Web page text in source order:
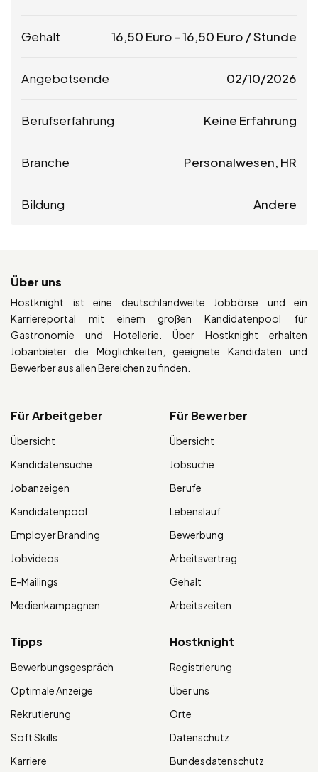
Gehalt 16,50 Euro -16,50 Euro / Stunde
Angebotsende 02/10/2026
Berufserfahrung Keine Erfahrung
Branche Personalwesen, HR
Bildung Andere
Über uns
Hostknight ist eine deutschlandweite Jobbörse und ein
Karriereportal mit einem großen Kandidatenpool für
Gastronomie und Hotellerie. Über Hostknight erhalten
Jobanbieter die Möglichkeiten, geeignete Kandidaten und
Bewerber aus allen Bereichen zu finden.
Für Arbeitgeber
Übersicht
Kandidatensuche
Jobanzeigen
Kandidatenpool
Employer Branding
Jobvideos
E-Mailings
Medienkampagnen
Für Bewerber
Übersicht
Jobsuche
Berufe
Lebenslauf
Bewerbung
Arbeitsvertrag
Gehalt
Arbeitszeiten
Tipps
Bewerbungsgespräch
Optimale Anzeige
Rekrutierung
Soft Skills
Karriere
Hostknight
Registrierung
Über uns
Orte
Datenschutz
Bundesdatenschutz